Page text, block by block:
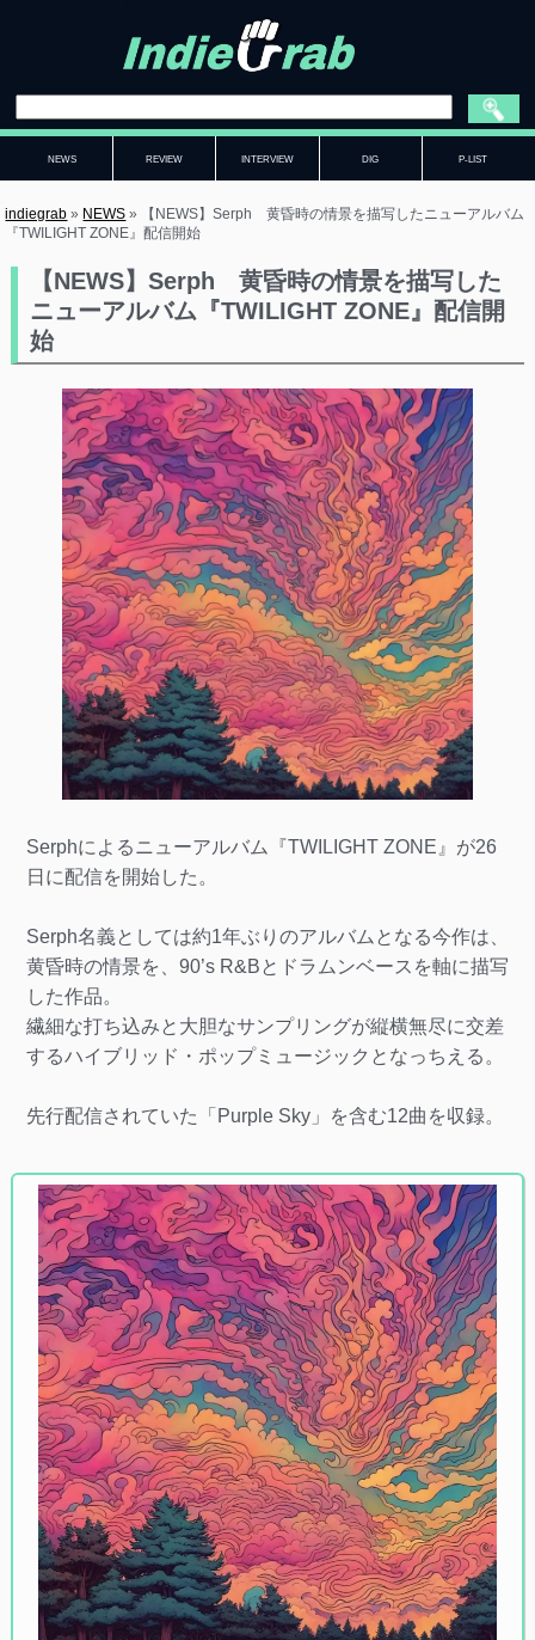
NEWS REVIEW INTERVIEW DIG P-LIST
indiegrab » NEWS »
【NEWS】Serph 黄昏時の情景を描写したニューアルバム
『TWILIGHT ZONE』配信開始
【NEWS】Serph 黄昏時の情景を描写した
ニューアルバム『TWILIGHT ZONE』配信開
始
Serphによるニューアルバム『TWILIGHT ZONE』が26
日に配信を開始した。
Serph名義としては約1年ぶりのアルバムとなる今作は、
黄昏時の情景を、90’s R&Bとドラムンベースを軸に描写
した作品。
繊細な打ち込みと大胆なサンプリングが縦横無尽に交差
するハイブリッド・ポップミュージックとなっちえる。
先行配信されていた「Purple Sky」を含む12曲を収録。